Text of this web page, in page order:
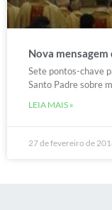
Nova
Sete pontos-chave
Santo Padre sobre
LEIA MAIS »
27 de fevereiro de